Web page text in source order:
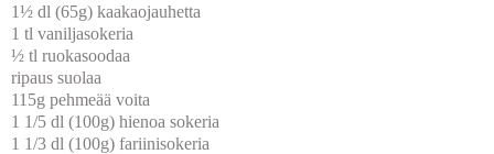
1½ dl (65g) kaakaojauhetta
1 tl vaniljasokeria
½ tl ruokasoodaa
ripaus suolaa
115g pehmeää voita
1 1/5 dl (100g) hienoa sokeria
1 1/3 dl (100g) fariinisokeria